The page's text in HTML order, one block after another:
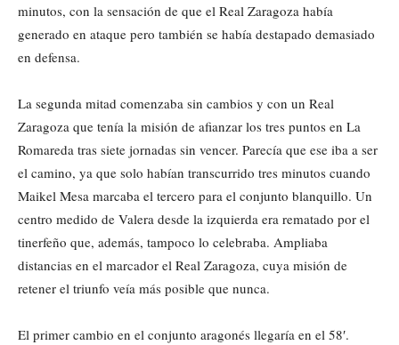
minutos, con la sensación de que el Real Zaragoza había
generado en ataque pero también se había destapado demasiado
en defensa.
La segunda mitad comenzaba sin cambios y con un Real
Zaragoza que tenía la misión de afianzar los tres puntos en La
Romareda tras siete jornadas sin vencer. Parecía que ese iba a ser
el camino, ya que solo habían transcurrido tres minutos cuando
Maikel Mesa marcaba el tercero para el conjunto blanquillo. Un
centro medido de Valera desde la izquierda era rematado por el
tinerfeño que, además, tampoco lo celebraba. Ampliaba
distancias en el marcador el Real Zaragoza, cuya misión de
retener el triunfo veía más posible que nunca.
El primer cambio en el conjunto aragonés llegaría en el 58′.